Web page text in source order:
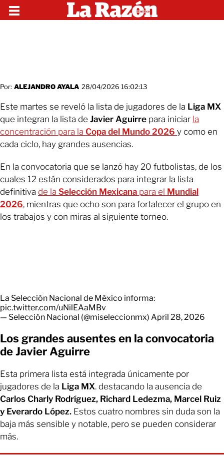
Por: ALEJANDRO AYALA 28/04/2026 16:02:13
Este martes se reveló la lista de jugadores de la Liga MX
que integran la lista de Javier Aguirre para iniciar la
concentración para la Copa del Mundo 2026 y como en
cada ciclo, hay grandes ausencias.
En la convocatoria que se lanzó hay 20 futbolistas, de los
cuales 12 están considerados para integrar la lista
definitiva de la Selección Mexicana para el Mundial
2026, mientras que ocho son para fortalecer el grupo en
los trabajos y con miras al siguiente torneo.
La Selección Nacional de México informa:
pic.twitter.com/uNilEAaMBv
— Selección Nacional (@miseleccionmx) April 28, 2026
Los grandes ausentes en la convocatoria
de Javier Aguirre
Esta primera lista está integrada únicamente por
jugadores de la Liga MX. destacando la ausencia de
Carlos Charly Rodríguez, Richard Ledezma, Marcel Ruiz
y Everardo López. Estos cuatro nombres sin duda son la
baja más sensible y notable, pero se pueden considerar
más.